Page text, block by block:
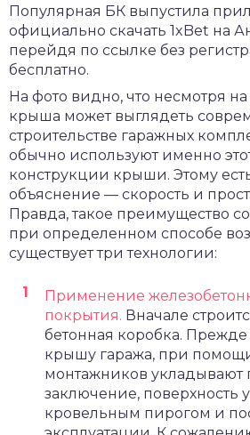
Популярная БК выпустила
официально скачать 1xBet на
перейдя по ссылке без
бесплатно.
На фото видно, что несмотря на
крыша может выглядеть
строительстве гаражных
обычно используют именно
конструкции крыши. Этому
объяснение — скорость и
Правда, такое преимущество
при определенном способе
существует три технологии:
Применение
покрытия. Вначале
бетонная коробка.
крышу гаража, при
монтажников укладывают
заключение, поверхность
кровельным пирогом и